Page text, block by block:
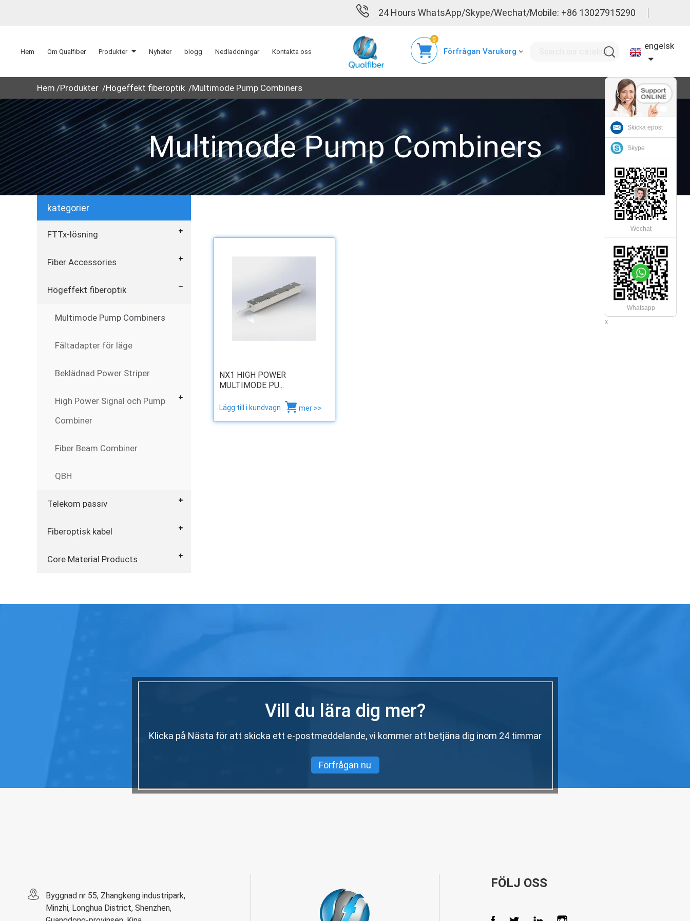
24 Hours WhatsApp/Skype/Wechat/Mobile: +86 13027915290
Hem Om Qualfiber Produkter Nyheter blogg Nedladdningar Kontakta oss Förfrågan Varukorg
0
engelsk
Hem Produkter Högeffekt fiberoptik Multimode Pump Combiners
Multimode Pump Combiners
kategorier
FTTx-lösning
Fiber Accessories
Högeffekt fiberoptik
Multimode Pump Combiners
Fältadapter för läge
Beklädnad Power Striper
High Power Signal och Pump
Combiner
Fiber Beam Combiner
QBH
Telekom passiv
Fiberoptisk kabel
Core Material Products
NX1 HIGH POWER
MULTIMODE PU...
Lägg till i kundvagn mer >>
Vill du lära dig mer?
Klicka på Nästa för att skicka ett e-postmeddelande, vi kommer att betjäna dig inom 24 timmar
Förfrågan nu
Byggnad nr 55, Zhangkeng industripark,
Minzhi, Longhua District, Shenzhen,
FÖLJ OSS
Skicka epost
Skype
Wechat
Whatsapp
x